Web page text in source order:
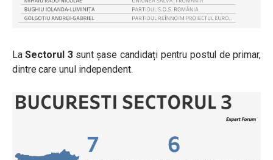
LaSectorul 3 sunt șase candidați pentru postul de primar,
dintre care unul independent.